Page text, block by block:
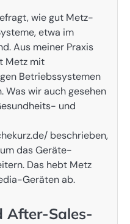
wie gut Metz-
etwa im
Aus meiner Praxis
Metz mit
Betriebssystemen
wir auch gesehen
und
beschrieben,
das Geräte-
Das hebt Metz
Geräten ab.
After-Sales-